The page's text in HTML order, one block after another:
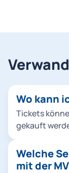
Wo kann
Tickets
gekauft
Ticketshop,
Angebote. Ticketautomaten: Diese gibt es an U-
Welche
mit der